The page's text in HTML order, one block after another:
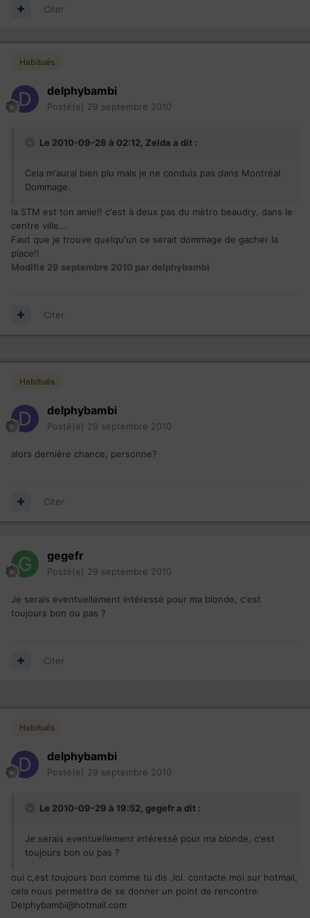
Citer
Habitués
delphybambi
Posté(e) 29 septembre 2010
Le 2010-09-28 à 02:12, Zelda a dit :
Cela m'aurai bien plu mais je ne conduis pas dans Montréal.
Dommage.
la STM est ton amie!! c'est à deux pas du mètro beaudry, dans le
centre ville...
Faut que je trouve quelqu'un ce serait dommage de gacher la
place!!
Modifié 29 septembre 2010 par delphybambi
Citer
Habitués
delphybambi
Posté(e) 29 septembre 2010
alors dernière chance, personne?
Citer
gegefr
Posté(e) 29 septembre 2010
Je serais eventuellement intéressé pour ma blonde, c'est
toujours bon ou pas ?
Citer
Habitués
delphybambi
Posté(e) 29 septembre 2010
Le 2010-09-29 à 19:52, gegefr a dit :
Je serais eventuellement intéressé pour ma blonde, c'est
toujours bon ou pas ?
oui c,est toujours bon comme tu dis ,lol. contacte moi sur hotmail,
cela nous permettra de se donner un point de rencontre.
Delphybambi@hotmail.com